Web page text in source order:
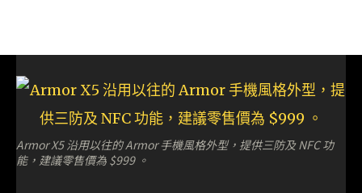
Armor X5 沿用以往的 Armor 手機風格外型，提供三防及 NFC 功
能，建議零售價為 $999 。